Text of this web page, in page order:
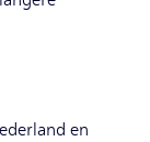
en